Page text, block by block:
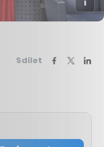
Sdílet